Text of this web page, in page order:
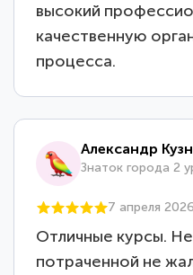
высокий
качественную
процесса.
Александр
Знаток города 2
7 апреля 2026
Отличные курсы.
потраченной не